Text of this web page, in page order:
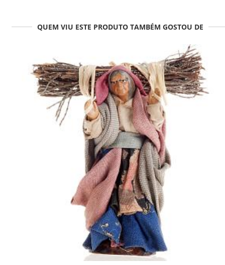
QUEM VIU ESTE PRODUTO TAMBÉM GOSTOU DE